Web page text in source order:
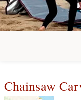
Chainsaw